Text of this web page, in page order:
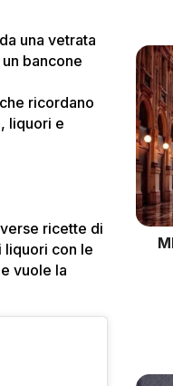
una vetrata
bancone
ricordano
liquori e
ricette di
liquori con le
vuole la